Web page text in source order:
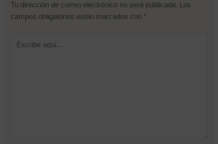
Tu dirección de correo electrónico no será publicada.
Los
campos obligatorios están marcados con *